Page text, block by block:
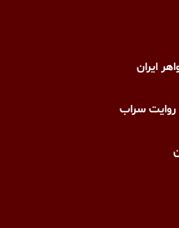
ایران
روایت سراب